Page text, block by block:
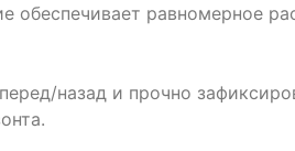
обеспечивает равномерное
назад и прочно